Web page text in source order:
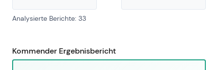
Analysierte Berichte: 33
Kommender Ergebnisbericht